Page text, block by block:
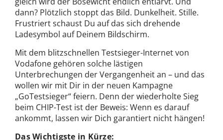
dann? Plötzlich stoppt das Bild. Dunkelheit. Stille.
Frustriert schaust Du auf das sich drehende
Ladesymbol auf Deinem Bildschirm.
Mit dem blitzschnellen Testsieger-Internet von
Vodafone gehören solche lästigen
Unterbrechungen der Vergangenheit an – und das
wollen wir mit Dir in der neuen Kampagne
„GoTestsieger“ feiern. Denn der wiederholte Sieg
beim CHIP-Test ist der Beweis: Wenn es darauf
ankommt, lassen wir Dich garantiert nicht hängen!
Das Wichtigste in Kürze: